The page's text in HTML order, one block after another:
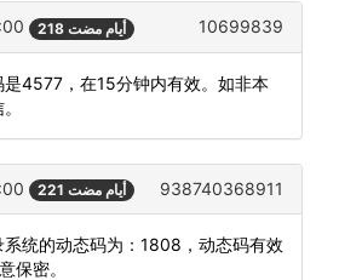
218 أيام مضت 10699839
是4577，在15分钟内有效。如非本
221 أيام مضت 938740368911
系统的动态码为：1808，动态码有效
保密。